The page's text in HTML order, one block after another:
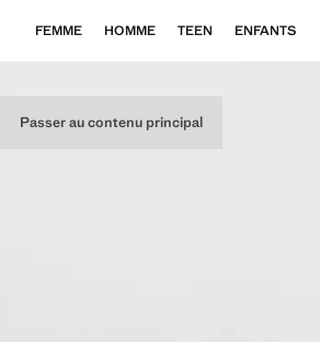
Passer au contenu principal
FEMME HOMME TEEN ENFANTS